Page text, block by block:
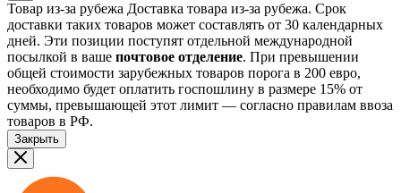
Товар из-за рубежа Доставка товара из-за рубежа. Срок
доставки таких товаров может составлять от 30 календарных
дней. Эти позиции поступят отдельной международной
посылкой в ваше почтовое отделение. При превышении
общей стоимости зарубежных товаров порога в 200 евро,
необходимо будет оплатить госпошлину в размере 15% от
суммы, превышающей этот лимит — согласно правилам ввоза
товаров в РФ.
Закрыть